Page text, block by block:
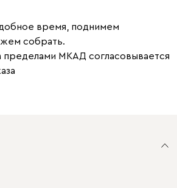
время, поднимем
собрать.
пределами МКАД согласовывается